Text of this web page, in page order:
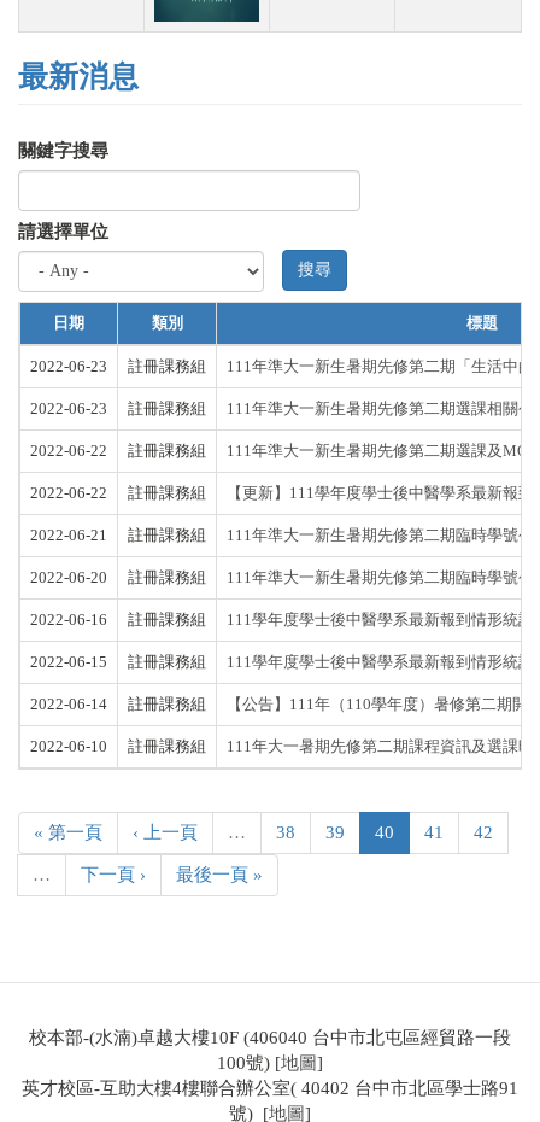
最新消息
關鍵字搜尋
請選擇單位
搜尋
日期 類別 標題
2022-06-23 註冊課務組 111年準大一新生暑期先修第二期「生活中
2022-06-23 註冊課務組 111年準大一新生暑期先修第二期選課相關公
2022-06-22 註冊課務組 111年準大一新生暑期先修第二期選課及
2022-06-22 註冊課務組 【更新】111學年度學士後中醫學系最新報
2022-06-21 註冊課務組 111年準大一新生暑期先修第二期臨時學號公
2022-06-20 註冊課務組 111年準大一新生暑期先修第二期臨時學號公
2022-06-16 註冊課務組 111學年度學士後中醫學系最新報到情形統計
2022-06-15 註冊課務組 111學年度學士後中醫學系最新報到情形統計
2022-06-14 註冊課務組 【公告】111年（110學年度）暑修第二期開
2022-06-10 註冊課務組 111年大一暑期先修第二期課程資訊及選課時
« 第一頁 ‹ 上一頁 … 38 39 40 41 42
… 下一頁 › 最後一頁 »
校本部-(水湳)卓越大樓10F (406040 台中市北屯區經貿路一段
100號) [地圖]
英才校區-互助大樓4樓聯合辦公室( 40402 台中市北區學士路91
號) [地圖]